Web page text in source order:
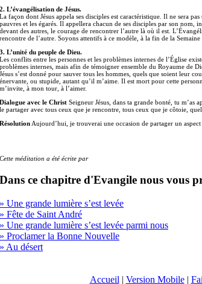
2. L’évangélisation de Jésus.
La façon dont Jésus appela ses disciples est caractéristique. Il ne sera
pauvres et les égarés. Il appellera chacun de ses disciples par son
devant des autres, le courage de rencontrer l’autre là où il est.
rencontre de l’autre. Soyons attentifs à ce modèle, à la fin de la
3. L’unité du peuple de Dieu.
Les conflits entre les personnes et les problèmes internes de l’Église
problèmes internes, mais afin de témoigner ensemble du Royaume de
Jésus s’est donné pour sauver tous les hommes, quels que soient leur
énervante, ou stupide, autant qu’il m’aime. Il est mort pour cette
m’invite, à mon tour, à l’aimer.
Dialogue avec le Christ Seigneur Jésus, dans ta grande bonté, tu m’as
le partager avec tous ceux que je rencontre, tous ceux que je côtoie,
Résolution Aujourd’hui, je trouverai une occasion de partager un
Cette méditation a été écrite par
Dans ce chapitre d'Evangile nous vous
» Une grande lumière s’est levée
» Fête de Saint André
» Une grande lumière s’est levée parmi nous
» Proclamer la Bonne Nouvelle
» Au désert
Accueil | Version Mobile|